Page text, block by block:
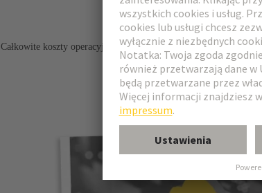
Całkowite koszty operacyjne centrum danych (OPEX)